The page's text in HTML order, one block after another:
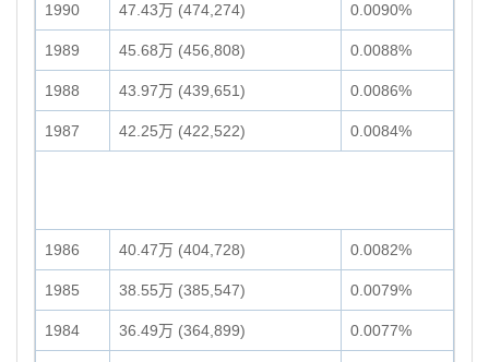
1990 47.43万 (474,274) 0.0090%
1989 45.68万 (456,808) 0.0088%
1988 43.97万 (439,651) 0.0086%
1987 42.25万 (422,522) 0.0084%
1986 40.47万 (404,728) 0.0082%
1985 38.55万 (385,547) 0.0079%
1984 36.49万 (364,899) 0.0077%